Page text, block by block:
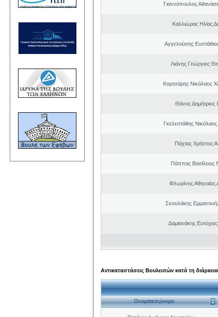
Γιαννόπουλος
Καλλιώρας Ηλίας
Αγγελούσης
Λιάνης Γεώργιος
Κορτσάρης Νικόλαος
Θάνος Δημήτριος
Γκελεστάθης
Πάχτας Χρήστος
Πάππας Βασίλειος
Φλωρίνης Αθηναίος
Σκουλάκης
Δαμιανάκης
Αντικαταστάσεις Βουλευτών κατά τη
Ονοματεπώνυμο